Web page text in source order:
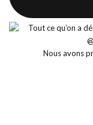
Nous avons